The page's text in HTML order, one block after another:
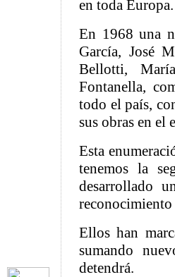
en toda Europa.
En 1968 una
García, José
Bellotti,
Fontanella,
todo el país,
sus obras en el
Esta
tenemos la
desarrollado
reconocimiento
Ellos han
sumando
detendrá.